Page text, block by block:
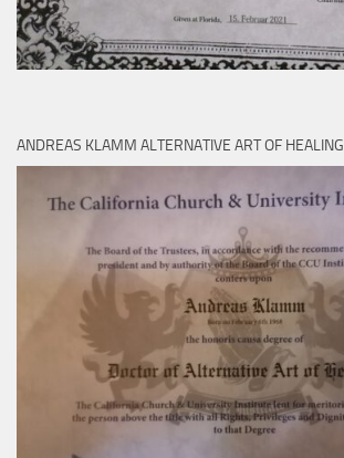
ANDREAS KLAMM ALTERNATIVE ART OF HEALING